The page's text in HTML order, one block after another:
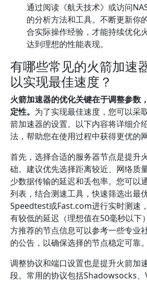
通过阅读《航天技术》或访问
的分析方法和工具。不断更新你
合实际操作经验，才能持续优化
达到理想的性能表现。
有哪些常见的火箭加速
以实现最佳速度？
火箭加速器的优化关键在于调整参数
定性。 为了实现最佳速度，您可以采
箭加速器的设置。以下内容将详细介
法，帮助您在使用过程中获得更优的
首先，选择合适的服务器节点是提升
础。建议优先选择距离较近、网络质
少数据传输的延迟和丢包率。您可以
列表，结合测速工具，快速筛选出最
Speedtest或Fast.com进行实时测速
有较低的延迟（理想值在50毫秒以下
方推荐的节点信息可以参考一些专业
的公告，以确保选择的节点稳定可靠。
调整协议和端口设置也是提升火箭加
段。常用的协议包括Shadowsocks、